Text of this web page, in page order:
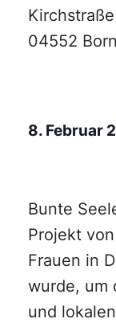
04552
8. Februar
Bunte
Projekt
Frauen in
wurde, um
und